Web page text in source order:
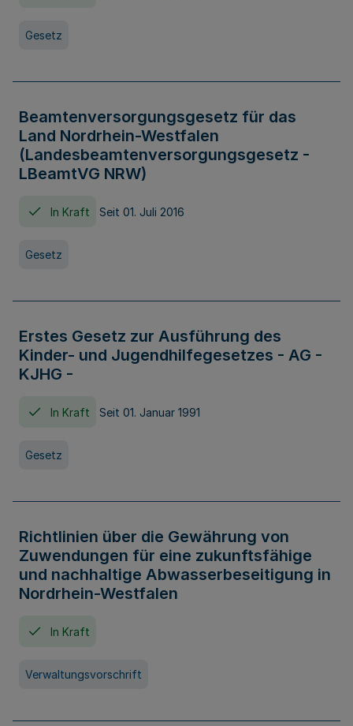
Gesetz
Beamtenversorgungsgesetz für das
Land Nordrhein-Westfalen
(Landesbeamtenversorgungsgesetz -
LBeamtVG NRW)
In Kraft Seit 01. Juli 2016
Gesetz
Erstes Gesetz zur Ausführung des
Kinder- und Jugendhilfegesetzes - AG -
KJHG -
In Kraft Seit 01. Januar 1991
Gesetz
Richtlinien über die Gewährung von
Zuwendungen für eine zukunftsfähige
und nachhaltige Abwasserbeseitigung in
Nordrhein-Westfalen
In Kraft
Verwaltungsvorschrift